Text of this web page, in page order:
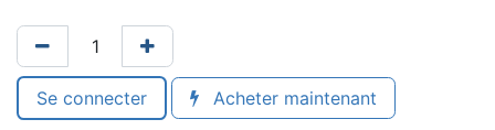
Se connecter Acheter maintenant